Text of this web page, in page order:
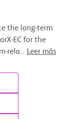
the long-term
EC for the
rela... Leer más